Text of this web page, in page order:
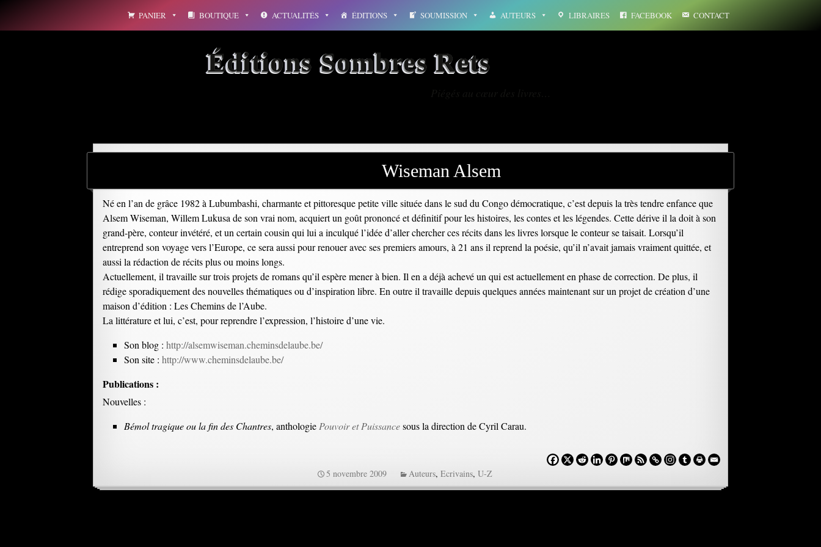
PANIER BOUTIQUE ACTUALITÉS ÉDITIONS SOUMISSION AUTEURS LIBRAIRES FACEBOOK CONTACT
Éditions Sombres Rets
Wiseman Alsem
Né en l’an de grâce 1982 à Lubumbashi, charmante et pittoresque petite ville située dans le sud du Congo démocratique, c’est depuis la très tendre enfance que
Alsem Wiseman, Willem Lukusa de son vrai nom, acquiert un goût prononcé et définitif pour les histoires, les contes et les légendes. Cette dérive il la doit à son
grand-père, conteur invétéré, et un certain cousin qui lui a inculqué l’idée d’aller chercher ces récits dans les livres lorsque le conteur se taisait. Lorsqu’il
entreprend son voyage vers l’Europe, ce sera aussi pour renouer avec ses premiers amours, à 21 ans il reprend la poésie, qu’il n’avait jamais vraiment quittée, et
aussi la rédaction de récits plus ou moins longs.
Actuellement, il travaille sur trois projets de romans qu’il espère mener à bien. Il en a déjà achevé un qui est actuellement en phase de correction. De plus, il
rédige sporadiquement des nouvelles thématiques ou d’inspiration libre. En outre il travaille depuis quelques années maintenant sur un projet de création d’une
maison d’édition : Les Chemins de l’Aube.
La littérature et lui, c’est, pour reprendre l’expression, l’histoire d’une vie.
Son blog : http://alsemwiseman.cheminsdelaube.be/
Son site : http://www.cheminsdelaube.be/
Publications :
Nouvelles :
Bémol tragique ou la fin des Chantres, anthologie Pouvoir et Puissancesous la direction de Cyril Carau.
5 novembre 2009 Auteurs, Ecrivains, U-Z